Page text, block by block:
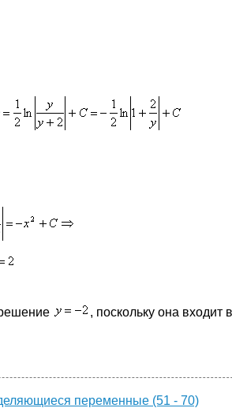
, поскольку она
переменные (51 - 70)